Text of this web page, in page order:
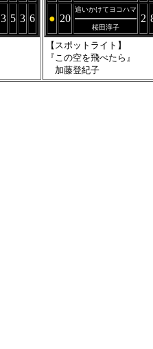
3 5 3 6 ● 20
追いかけてヨコハマ
桜田淳子
2
【スポットライト】
『この空を飛べたら』
加藤登紀子